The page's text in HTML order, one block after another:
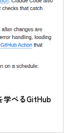
学べるGitHub